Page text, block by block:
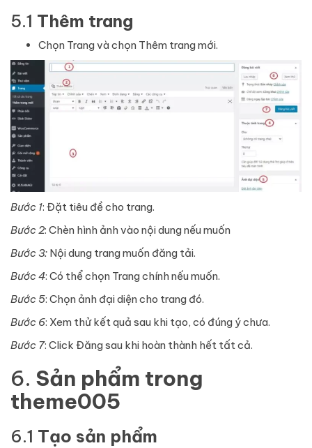
5.1 Thêm trang
Chọn Trang và chọn Thêm trang mới.
Bước 1: Đặt tiêu đề cho trang.
Bước 2: Chèn hình ảnh vào nội dung nếu muốn
Bước 3: Nội dung trang muốn đăng tải.
Bước 4: Có thể chọn Trang chính nếu muốn.
Bước 5: Chọn ảnh đại diện cho trang đó.
Bước 6: Xem thử kết quả sau khi tạo, có đúng ý chưa.
Bước 7: Click Đăng sau khi hoàn thành hết tất cả.
6. Sản phẩm trong
theme005
6.1 Tạo sản phẩm